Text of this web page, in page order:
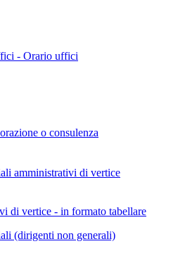
- Orario uffici
o consulenza
amministrativi di vertice
di vertice - in formato tabellare
(dirigenti non generali)